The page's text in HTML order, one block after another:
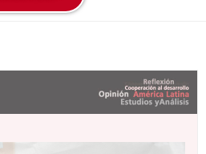
Iberoamérica global